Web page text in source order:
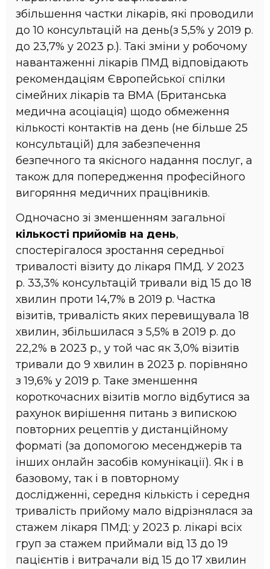
збільшення частки лікарів, які проводили
до 10 консультацій на день(з 5,5% у 2019 р.
до 23,7% у 2023 р.). Такі зміни у робочому
навантаженні лікарів ПМД відповідають
рекомендаціям Європейської спілки
сімейних лікарів та BMA (Британська
медична асоціація) щодо обмеження
кількості контактів на день (не більше 25
консультацій) для забезпечення
безпечного та якісного надання послуг, а
також для попередження професійного
вигоряння медичних працівників.
Одночасно зі зменшенням загальної
кількості прийомів на день,
спостерігалося зростання середньої
тривалості візиту до лікаря ПМД. У 2023
р. 33,3% консультацій тривали від 15 до 18
хвилин проти 14,7% в 2019 р. Частка
візитів, тривалість яких перевищувала 18
хвилин, збільшилася з 5,5% в 2019 р. до
22,2% в 2023 р., у той час як 3,0% візитів
тривали до 9 хвилин в 2023 р. порівняно
з 19,6% у 2019 р. Таке зменшення
короткочасних візитів могло відбутися за
рахунок вирішення питань з випискою
повторних рецептів у дистанційному
форматі (за допомогою месенджерів та
інших онлайн засобів комунікації). Як і в
базовому, так і в повторному
дослідженні, середня кількість і середня
тривалість прийому мало відрізнялася за
стажем лікаря ПМД: у 2023 р. лікарі всіх
груп за стажем приймали від 13 до 19
пацієнтів і витрачали від 15 до 17 хвилин